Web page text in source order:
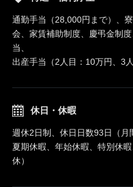
通勤手当（28,000円まで）、
会、家賃補助制度、慶弔金制
当、
出産手当（2人目：10万円、3
休日・休暇
週休2日制、休日日数93日（月
夏期休暇、年始休暇、特別休
休）